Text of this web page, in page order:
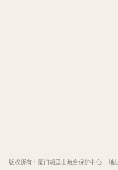
版权所有：厦门胡里山炮台保护中心 地